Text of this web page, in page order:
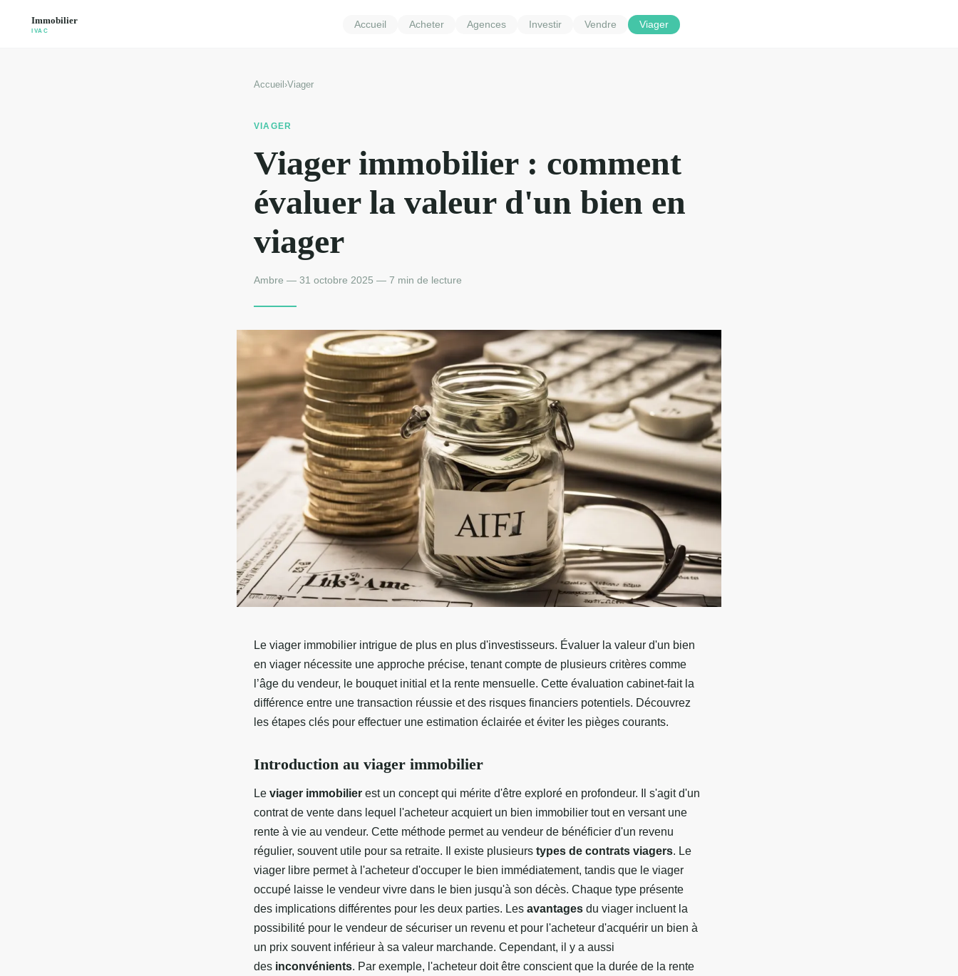
Accueil Acheter Agences Investir Vendre Viager
Accueil ›Viager
VIAGER
Viager immobilier : comment
évaluer la valeur d'un bien en
viager
Ambre — 31 octobre 2025 — 7 min de lecture
Le viager immobilier intrigue de plus en plus d'investisseurs. Évaluer la valeur d'un bien
en viager nécessite une approche précise, tenant compte de plusieurs critères comme
l’âge du vendeur, le bouquet initial et la rente mensuelle. Cette évaluation cabinet-fait la
différence entre une transaction réussie et des risques financiers potentiels. Découvrez
les étapes clés pour effectuer une estimation éclairée et éviter les pièges courants.
Introduction au viager immobilier
Le viager immobilier est un concept qui mérite d'être exploré en profondeur. Il s'agit d'un
contrat de vente dans lequel l'acheteur acquiert un bien immobilier tout en versant une
rente à vie au vendeur. Cette méthode permet au vendeur de bénéficier d'un revenu
régulier, souvent utile pour sa retraite. Il existe plusieurs types de contrats viagers. Le
viager libre permet à l'acheteur d'occuper le bien immédiatement, tandis que le viager
occupé laisse le vendeur vivre dans le bien jusqu'à son décès. Chaque type présente
des implications différentes pour les deux parties. Les avantages du viager incluent la
possibilité pour le vendeur de sécuriser un revenu et pour l'acheteur d'acquérir un bien à
un prix souvent inférieur à sa valeur marchande. Cependant, il y a aussi
des inconvénients. Par exemple, l'acheteur doit être conscient que la durée de la rente